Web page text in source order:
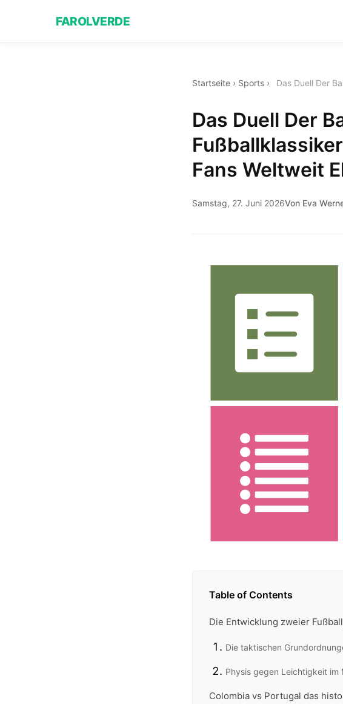
FAROLVERDE
Startseite › Sports › Das Duell Der
Das Duell Der
Fans Weltweit
Samstag, 27. Juni 2026Von Eva
Table of Contents
Die Entwicklung zweier
Die taktischen
Physis gegen Leichtigkeit im
Colombia vs Portugal das